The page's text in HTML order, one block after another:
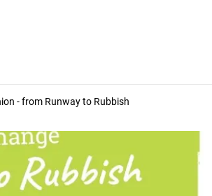
- from Runway to Rubbish